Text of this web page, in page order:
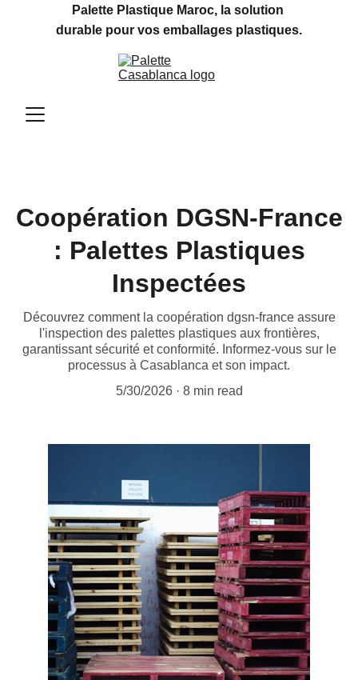
Palette Plastique Maroc, la solution
durable pour vos emballages plastiques.
Coopération DGSN-France
: Palettes Plastiques
Inspectées
Découvrez comment la coopération dgsn-france assure
l'inspection des palettes plastiques aux frontières,
garantissant sécurité et conformité. Informez-vous sur le
processus à Casablanca et son impact.
5/30/2026
8 min read